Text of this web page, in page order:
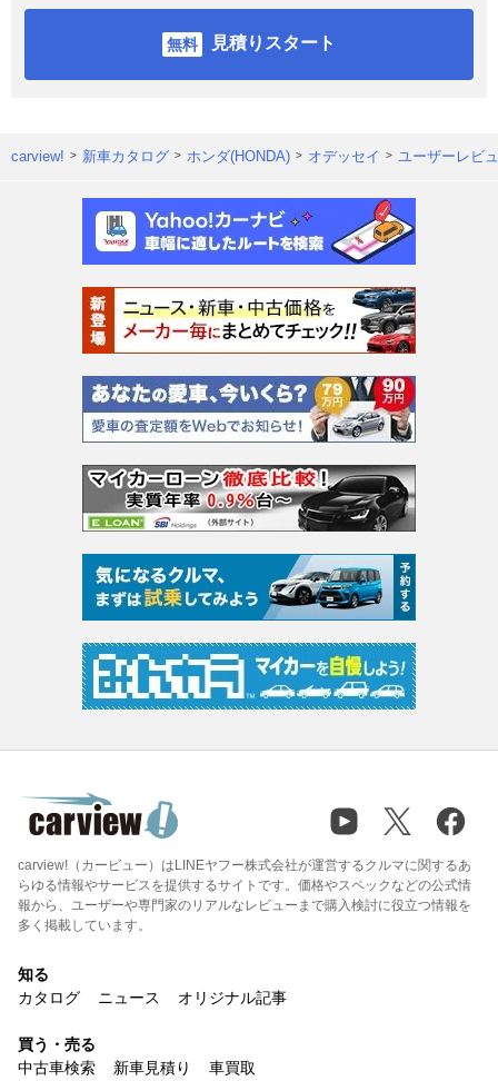
見積りスタート
carview! 新車カタログ ホンダ(HONDA) オデッセイ ユーザーレビ
carview!（カービュー）はLINEヤフー株式会社が運営するクルマに関するあ
らゆる情報やサービスを提供するサイトです。価格やスペックなどの公式情
報から、ユーザーや専門家のリアルなレビューまで購入検討に役立つ情報を
多く掲載しています。
知る
カタログ
ニュース オリジナル記事
買う・売る
中古車検索
新車見積り 車買取